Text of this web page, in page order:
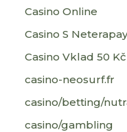
Casino Online
Casino S Neterapay
Casino Vklad 50 Kč
casino-neosurf.fr
casino/betting/
casino/gambling